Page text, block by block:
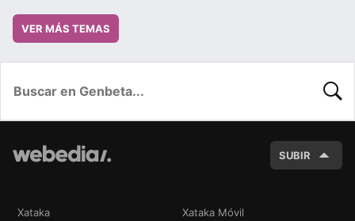
VER MÁS TEMAS
SUBIR
Xataka Xataka Móvil